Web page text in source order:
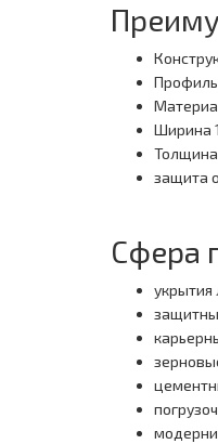
Профиль
Ширина
Толщина
защита
Сфера
укрытия